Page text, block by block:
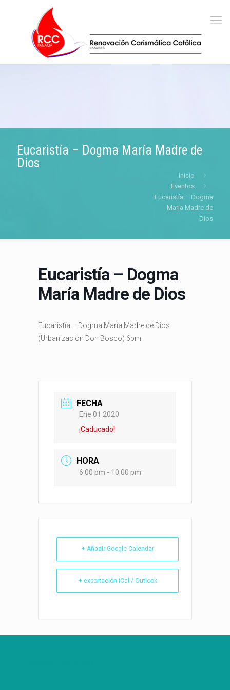
Eucaristía – Dogma María Madre de
Dios
Inicio
Eventos
Eucaristía – Dogma
María Madre de
Dios
Eucaristía – Dogma
María Madre de Dios
Eucaristía – Dogma María Madre de Dios
(Urbanización Don Bosco) 6pm
FECHA
Ene 01 2020
¡Caducado!
HORA
6:00 pm - 10:00 pm
+ Añadir Google Calendar
+ exportación iCal / Outlook